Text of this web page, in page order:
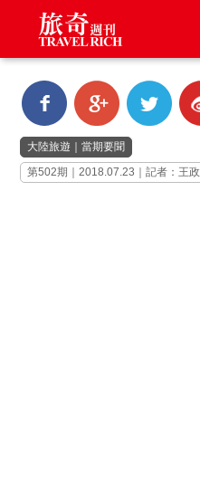
大陸旅遊 ｜當期要聞
第502期｜2018.07.23｜記者：王政